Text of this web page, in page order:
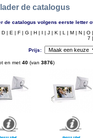
de catalogus
de catalogus volgens eerste letter
D | E | F | G | H | I | J | K | L | M | N | O |
7 |
Prijs:
en met 40 (van 3876)